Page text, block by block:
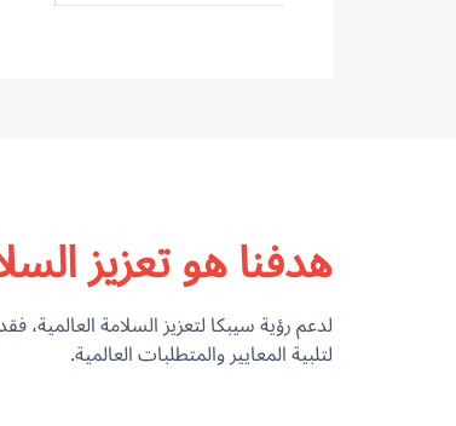
هدفنا هو تعزيز
لتلبية المعايير والمتطلبات العالمية.